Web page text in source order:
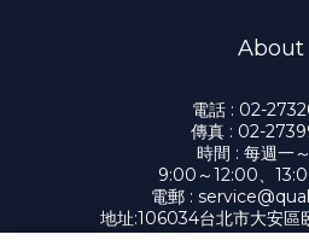
About
電話 : 02-
傳真 : 02-
時間 : 每週一
9:00～12:00、
電郵 :
地址:106034台北市大安區